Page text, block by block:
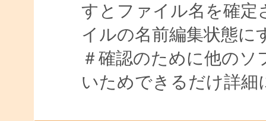
すとファイル名を確定
イルの名前編集状態に
＃確認のために他の
いためできるだけ詳